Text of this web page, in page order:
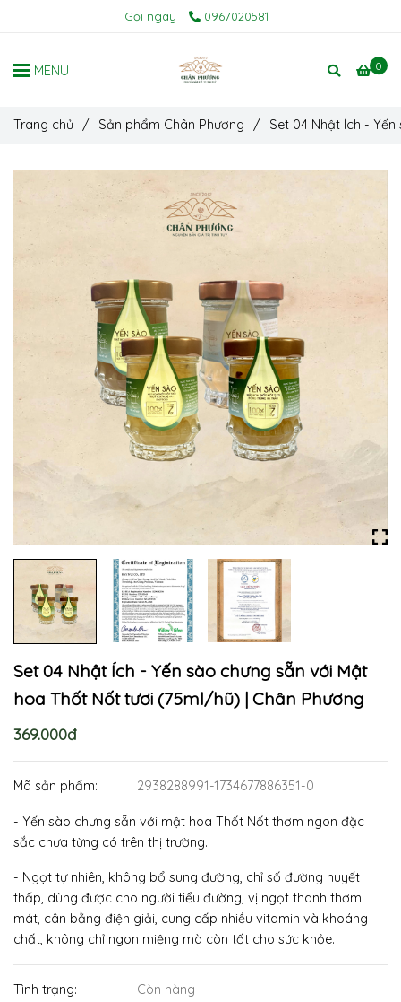
Gọi ngay 0967020581
0
MENU
Trang chủ / Sản phẩm Chân Phương / Set 04 Nhật Ích -
Set 04 Nhật Ích - Yến sào chưng sẵn với Mật
hoa Thốt Nốt tươi (75ml/hũ) | Chân Phương
369.000đ
Mã sản phẩm: 2938288991-1734677886351-0
- Yến sào chưng sẵn với mật hoa Thốt Nốt thơm ngon đặc
sắc chưa từng có trên thị trường.
- Ngọt tự nhiên, không bổ sung đường, chỉ số đường huyết
thấp, dùng được cho người tiểu đường, vị ngọt thanh thơm
mát, cân bằng điện giải, cung cấp nhiều vitamin và khoáng
chất, không chỉ ngon miệng mà còn tốt cho sức khỏe.
Tình trạng: Còn hàng